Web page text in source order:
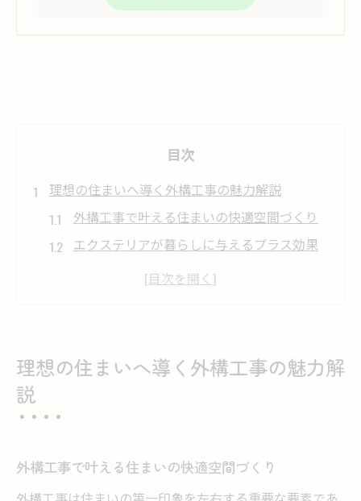
目次
理想の住まいへ導く外構工事の魅力解説
外構工事で叶える住まいの快適空間づくり
エクステリアが暮らしに与えるプラス効果
快適な暮らしのためのエクステリア選び方
使い勝手と美しさを両立する外構工事のコ
理想の住まいへ導く外構工事の魅力解
説
外構工事で叶える住まいの快適空間づくり